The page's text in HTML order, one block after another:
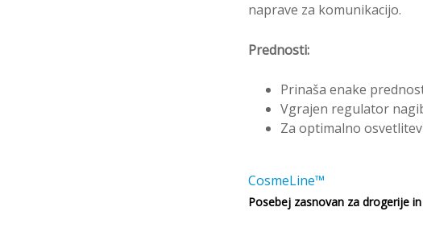
naprave za komunikacijo.
Prednosti:
Prinaša enake
Vgrajen regulator
Za optimalno
CosmeLine™
Posebej zasnovan za drogerije